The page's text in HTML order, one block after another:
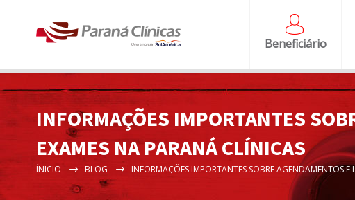
Beneficiário
INFORMAÇÕES IMPORTANTES
EXAMES NA PARANÁ CLÍNICAS
ÍNICIO BLOG INFORMAÇÕES IMPORTANTES SOBRE AGENDAMENTOS